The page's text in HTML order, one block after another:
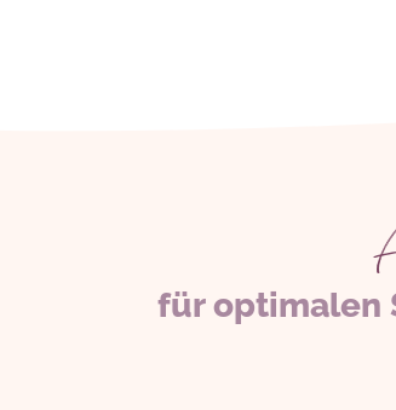
für optimalen